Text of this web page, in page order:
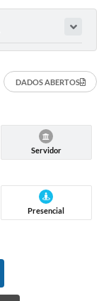
DADOS ABERTOS
Servidor
Presencial